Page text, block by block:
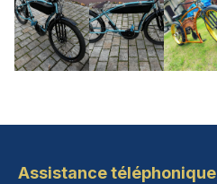
Assistance téléphonique